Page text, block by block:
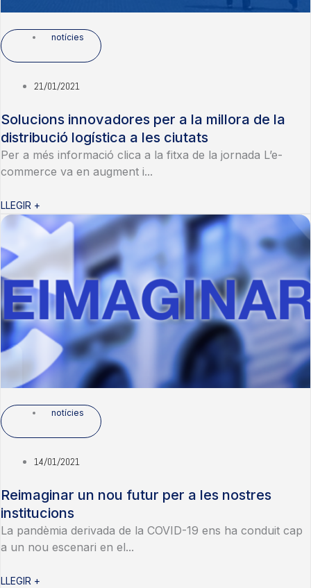
notícies
21/01/2021
Solucions innovadores per a la millora de la
distribució logística a les ciutats
Per a més informació clica a la fitxa de la jornada L’e-
commerce va en augment i...
LLEGIR +
notícies
14/01/2021
Reimaginar un nou futur per a les nostres
institucions
La pandèmia derivada de la COVID-19 ens ha conduit cap
a un nou escenari en el...
LLEGIR +